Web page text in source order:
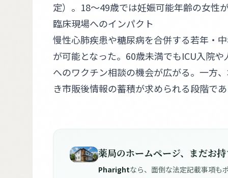
定）。18〜49歳では妊娠可能年齢の女性
臨床現場へのインパクト
慢性心肺疾患や糖尿病を合併する若年・
が可能となった。60歳未満でもICU入院
へのワクチン相談の機会が広がる。一方
き市販後情報の蓄積が求められる段階で
薬局のホームページ、まだお
Pharightなら、面倒な法定記載事項も